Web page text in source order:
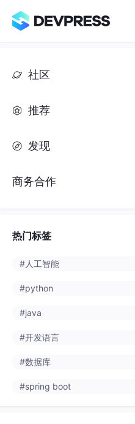
社区
推荐
发现
商务合作
热门标签
#人工智能
#python
#java
#开发语言
#数据库
#spring boot